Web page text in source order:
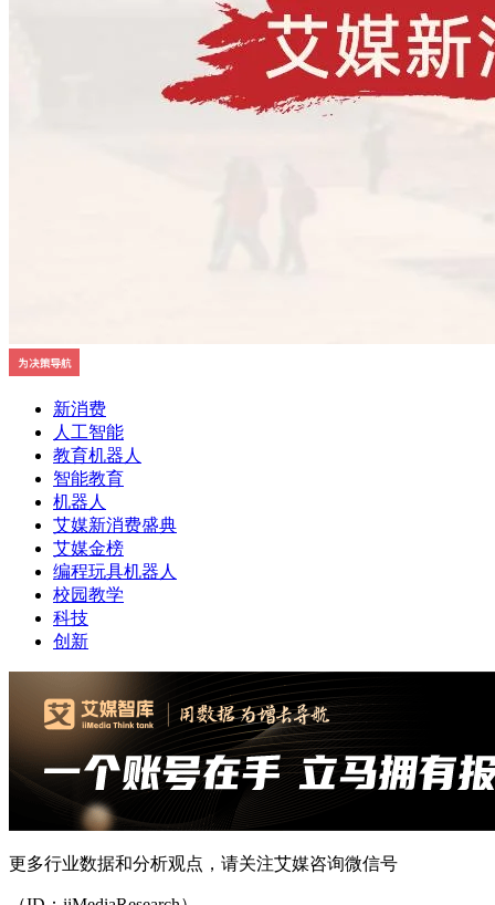
新消费
人工智能
教育机器人
智能教育
机器人
艾媒新消费盛典
艾媒金榜
编程玩具机器人
校园教学
科技
创新
更多行业数据和分析观点，请关注艾媒咨询微信号